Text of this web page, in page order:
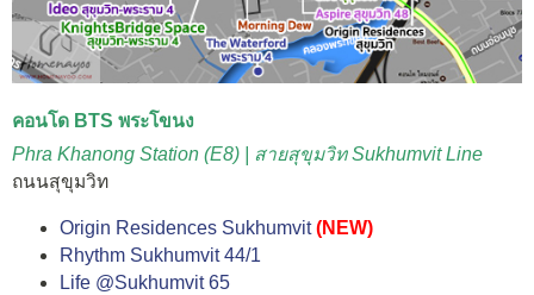
คอนโด BTS พระโขนง
Phra Khanong Station (E8) | สายสุขุมวิท Sukhumvit Line
ถนนสุขุมวิท
Origin Residences Sukhumvit (NEW)
Rhythm Sukhumvit 44/1
Life @Sukhumvit 65